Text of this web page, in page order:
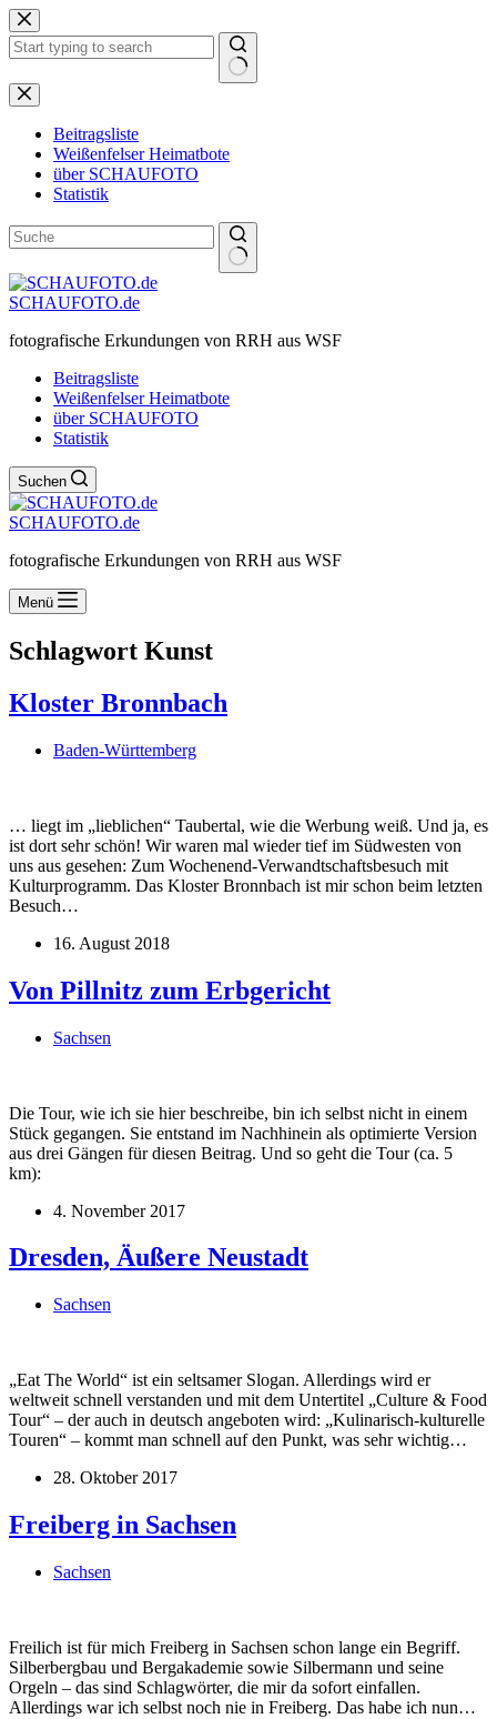
Zum
Inhalt
springen
Keine
Ergebnisse
Beitragsliste
Weißenfelser Heimatbote
über SCHAUFOTO
Statistik
SCHAUFOTO.de
fotografische Erkundungen von RRH aus WSF
Beitragsliste
Weißenfelser Heimatbote
über SCHAUFOTO
Statistik
Suchen
SCHAUFOTO.de
fotografische Erkundungen von RRH aus WSF
Menü
Schlagwort Kunst
Kloster Bronnbach
Baden-Württemberg
… liegt im „lieblichen“ Taubertal, wie die Werbung weiß. Und ja, es
ist dort sehr schön! Wir waren mal wieder tief im Südwesten von
uns aus gesehen: Zum Wochenend-Verwandtschaftsbesuch mit
Kulturprogramm. Das Kloster Bronnbach ist mir schon beim letzten
Besuch…
16. August 2018
Von Pillnitz zum Erbgericht
Sachsen
Die Tour, wie ich sie hier beschreibe, bin ich selbst nicht in einem
Stück gegangen. Sie entstand im Nachhinein als optimierte Version
aus drei Gängen für diesen Beitrag. Und so geht die Tour (ca. 5
km):
4. November 2017
Dresden, Äußere Neustadt
Sachsen
„Eat The World“ ist ein seltsamer Slogan. Allerdings wird er
weltweit schnell verstanden und mit dem Untertitel „Culture & Food
Tour“ – der auch in deutsch angeboten wird: „Kulinarisch-kulturelle
Touren“ – kommt man schnell auf den Punkt, was sehr wichtig…
28. Oktober 2017
Freiberg in Sachsen
Sachsen
Freilich ist für mich Freiberg in Sachsen schon lange ein Begriff.
Silberbergbau und Bergakademie sowie Silbermann und seine
Orgeln – das sind Schlagwörter, die mir da sofort einfallen.
Allerdings war ich selbst noch nie in Freiberg. Das habe ich nun…